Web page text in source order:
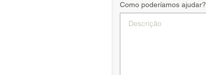
Como poderíamos ajudar?